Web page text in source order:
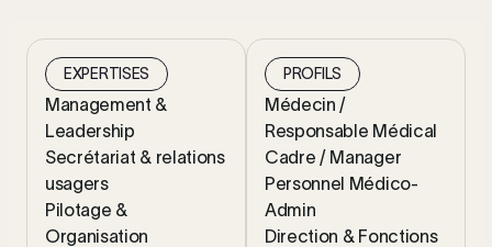
EXPERTISES
Management &
Leadership
Secrétariat & relations
usagers
Pilotage &
Organisation
PROFILS
Médecin /
Responsable Médical
Cadre / Manager
Personnel Médico-
Admin
Direction & Fonctions